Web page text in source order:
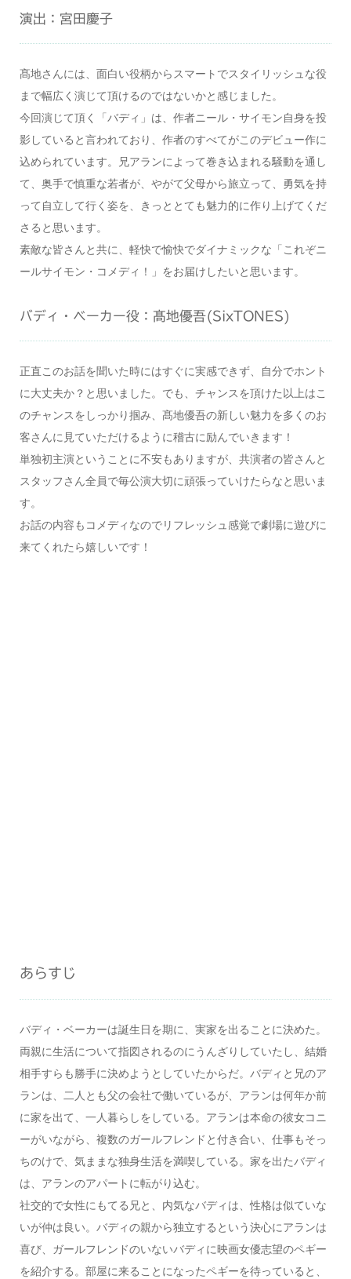
演出：宮田慶子
髙地さんには、面白い役柄からスマートでスタイリッシュな役
まで幅広く演じて頂けるのではないかと感じました。
今回演じて頂く「バディ」は、作者ニール・サイモン自身を投
影していると言われており、作者のすべてがこのデビュー作に
込められています。兄アランによって巻き込まれる騒動を通し
て、奥手で慎重な若者が、やがて父母から旅立って、勇気を持
って自立して行く姿を、きっととても魅力的に作り上げてくだ
さると思います。
素敵な皆さんと共に、軽快で愉快でダイナミックな「これぞニ
ールサイモン・コメディ！」をお届けしたいと思います。
バディ・ベーカー役：髙地優吾(SixTONES)
正直このお話を聞いた時にはすぐに実感できず、自分でホント
に大丈夫か？と思いました。でも、チャンスを頂けた以上はこ
のチャンスをしっかり掴み、髙地優吾の新しい魅力を多くのお
客さんに見ていただけるように稽古に励んでいきます！
単独初主演ということに不安もありますが、共演者の皆さんと
スタッフさん全員で毎公演大切に頑張っていけたらなと思いま
す。
お話の内容もコメディなのでリフレッシュ感覚で劇場に遊びに
来てくれたら嬉しいです！
あらすじ
バディ・ベーカーは誕生日を期に、実家を出ることに決めた。
両親に生活について指図されるのにうんざりしていたし、結婚
相手すらも勝手に決めようとしていたからだ。バディと兄のア
ランは、二人とも父の会社で働いているが、アランは何年か前
に家を出て、一人暮らしをしている。アランは本命の彼女コニ
ーがいながら、複数のガールフレンドと付き合い、仕事もそっ
ちのけで、気ままな独身生活を満喫している。家を出たバディ
は、アランのアパートに転がり込む。
社交的で女性にもてる兄と、内気なバディは、性格は似ていな
いが仲は良い。バディの親から独立するという決心にアランは
喜び、ガールフレンドのいないバディに映画女優志望のペギー
を紹介する。部屋に来ることになったペギーを待っていると、